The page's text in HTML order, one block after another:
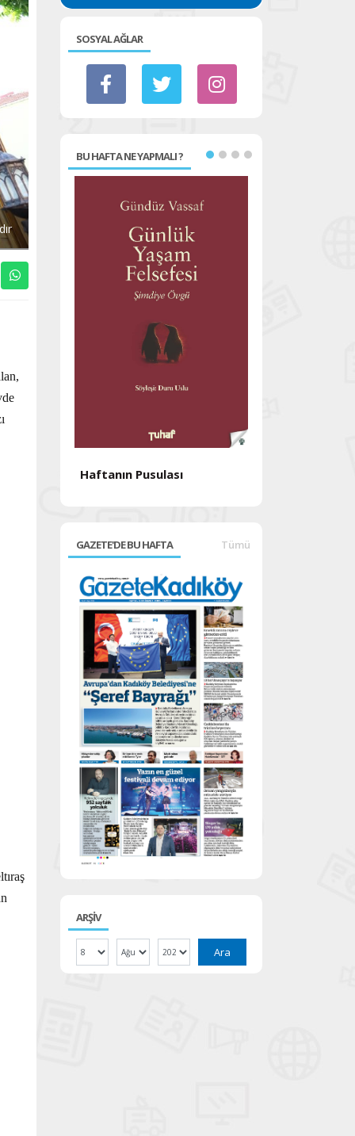
SOSYAL AĞLAR
BU HAFTA NE YAPMALI ?
Haftanın Pusulası
GAZETE'DE BU HAFTA Tümü
ARŞİV
Ara